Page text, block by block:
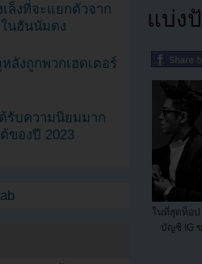
แบ่ง
ในที่สุดท็อป
บัญชี IG ข
ล็งที่จะแยกตัวจาก
นฮันนัมดง
ลังถูกพวกเฮดเตอร์
รับความนิยมมาก
ของปี 2023